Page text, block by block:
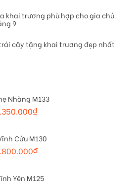
khai trương phù hợp cho gia chủ
9
cây tặng khai trương đẹp nhất
Nhàng M133
₫
Cửu M130
₫
Yên M125